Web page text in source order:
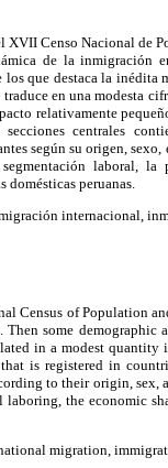
XVII Censo Nacional de
de la inmigración
los que destaca la
en una modesta
relativamente
centrales
según su origen,
laboral, la
domésticas peruanas.
internacional,
Census of Population
some demographic
in a modest
is registered in
to their origin,
laboring, the economic
migration,